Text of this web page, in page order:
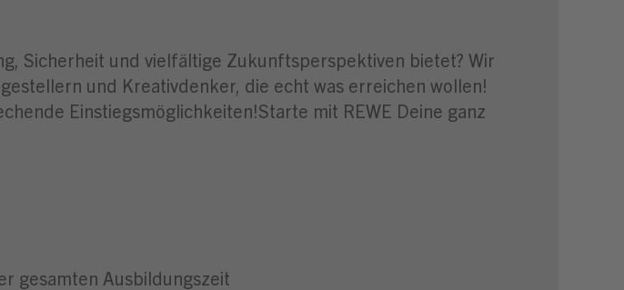
Sicherheit und vielfältige Zukunftsperspektiven bietet? Wir
und Kreativdenker, die echt was erreichen wollen!
Einstiegsmöglichkeiten!Starte mit REWE Deine ganz
gesamten Ausbildungszeit